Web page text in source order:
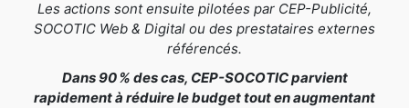
Les actions sont ensuite pilotées par CEP-Publicité,
SOCOTIC Web & Digital ou des prestataires externes
référencés.
Dans 90 % des cas, CEP-SOCOTIC parvient
rapidement à réduire le budget tout en augmentant